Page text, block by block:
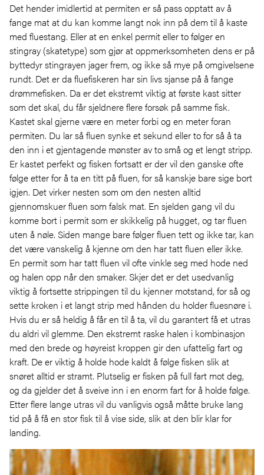
Det hender imidlertid at permiten er så pass opptatt av å
fange mat at du kan komme langt nok inn på dem til å kaste
med fluestang. Eller at en enkel permit eller to følger en
stingray (skatetype) som gjør at oppmerksomheten dens er på
byttedyr stingrayen jager frem, og ikke så mye på omgivelsene
rundt. Det er da fluefiskeren har sin livs sjanse på å fange
drømmefisken. Da er det ekstremt viktig at første kast sitter
som det skal, du får sjeldnere flere forsøk på samme fisk.
Kastet skal gjerne være en meter forbi og en meter foran
permiten. Du lar så fluen synke et sekund eller to for så å ta
den inn i et gjentagende mønster av to små og et lengt stripp.
Er kastet perfekt og fisken fortsatt er der vil den ganske ofte
følge etter for å ta en titt på fluen, for så kanskje bare sige bort
igjen. Det virker nesten som om den nesten alltid
gjennomskuer fluen som falsk mat. En sjelden gang vil du
komme bort i permit som er skikkelig på hugget, og tar fluen
uten å nøle. Siden mange bare følger fluen tett og ikke tar, kan
det være vanskelig å kjenne om den har tatt fluen eller ikke.
En permit som har tatt fluen vil ofte vinkle seg med hode ned
og halen opp når den smaker. Skjer det er det usedvanlig
viktig å fortsette strippingen til du kjenner motstand, for så og
sette kroken i et langt strip med hånden du holder fluesnøre i.
Hvis du er så heldig å får en til å ta, vil du garantert få et utras
du aldri vil glemme. Den ekstremt raske halen i kombinasjon
med den brede og høyreist kroppen gir den ufattelig fart og
kraft. De er viktig å holde hode kaldt å følge fisken slik at
snøret alltid er stramt. Plutselig er fisken på full fart mot deg,
og da gjelder det å sveive inn i en enorm fart for å holde følge.
Etter flere lange utras vil du vanligvis også måtte bruke lang
tid på å få en stor fisk til å vise side, slik at den blir klar for
landing.